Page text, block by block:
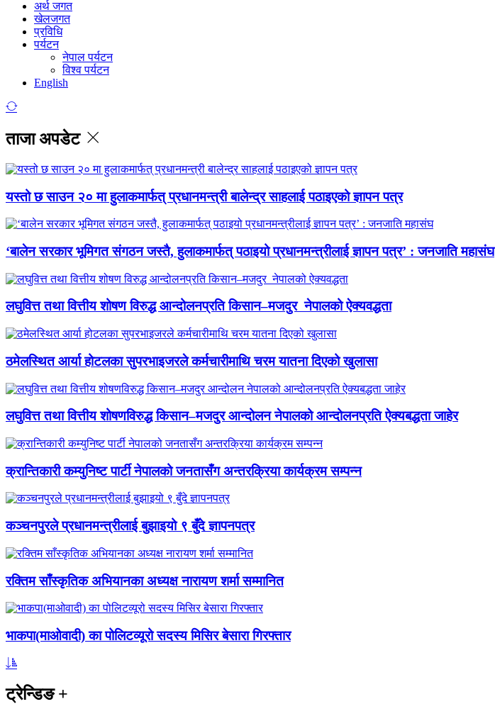
अर्थ जगत
खेलजगत
प्रविधि
पर्यटन
नेपाल पर्यटन
विश्व पर्यटन
English
ताजा अपडेट
यस्तो छ साउन २० मा हुलाकमार्फत् प्रधानमन्त्री बालेन्द्र साहलाई पठाइएको ज्ञापन पत्र
‘बालेन सरकार भूमिगत संगठन जस्तै, हुलाकमार्फत् पठाइयो प्रधानमन्त्रीलाई ज्ञापन पत्र’ : जनजाति महासंघ
लघुवित्त तथा वित्तीय शोषण विरुद्ध आन्दोलनप्रति किसान–मजदुर नेपालको ऐक्यवद्धता
ठमेलस्थित आर्या होटलका सुपरभाइजरले कर्मचारीमाथि चरम यातना दिएको खुलासा
लघुवित्त तथा वित्तीय शोषणविरुद्ध किसान–मजदुर आन्दोलन नेपालको आन्दोलनप्रति ऐक्यबद्धता जाहेर
क्रान्तिकारी कम्युनिष्ट पार्टी नेपालको जनतासँग अन्तरक्रिया कार्यक्रम सम्पन्न
कञ्चनपुरले प्रधानमन्त्रीलाई बुझाइयो ९ बुँदे ज्ञापनपत्र
रक्तिम साँस्कृतिक अभियानका अध्यक्ष नारायण शर्मा सम्मानित
भाकपा(माओवादी) का पोलिटव्यूरो सदस्य मिसिर बेसारा गिरफ्तार
ट्रेन्डिङ+